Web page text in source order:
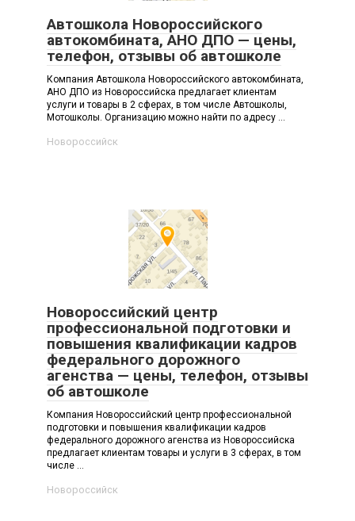
Автошкола Новороссийского
автокомбината, АНО ДПО — цены,
телефон, отзывы об автошколе
Компания Автошкола Новороссийского автокомбината,
АНО ДПО из Новороссийска предлагает клиентам
услуги и товары в 2 сферах, в том числе Автошколы,
Мотошколы. Организацию можно найти по адресу ...
Новороссийск
Новороссийский центр
профессиональной подготовки и
повышения квалификации кадров
федерального дорожного
агенства — цены, телефон, отзывы
об автошколе
Компания Новороссийский центр профессиональной
подготовки и повышения квалификации кадров
федерального дорожного агенства из Новороссийска
предлагает клиентам товары и услуги в 3 сферах, в том
числе ...
Новороссийск